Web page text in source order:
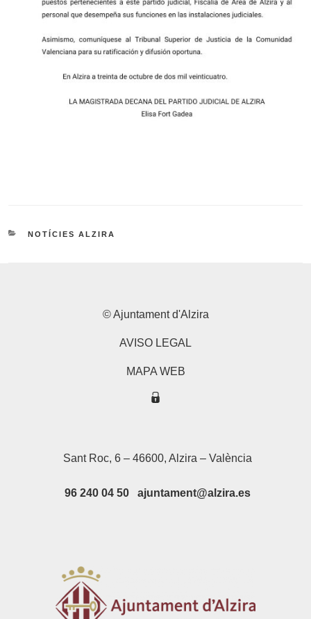
CATEGORIES
NOTÍCIES ALZIRA
© Ajuntament d'Alzira
AVISO LEGAL
MAPA WEB
Sant Roc, 6 – 46600, Alzira – València
96 240 04 50 ajuntament@alzira.es